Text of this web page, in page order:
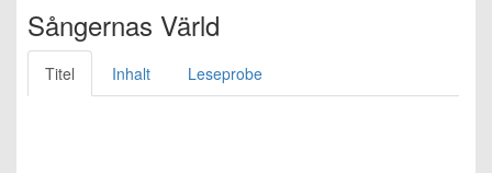
Sångernas Värld
Titel Inhalt Leseprobe